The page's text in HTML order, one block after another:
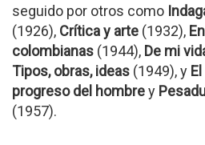
seguido por otros como
(1926), Crítica y arte (1932),
colombianas (1944), De mi
Tipos, obras, ideas (1949), y
progreso del hombrey
(1957).